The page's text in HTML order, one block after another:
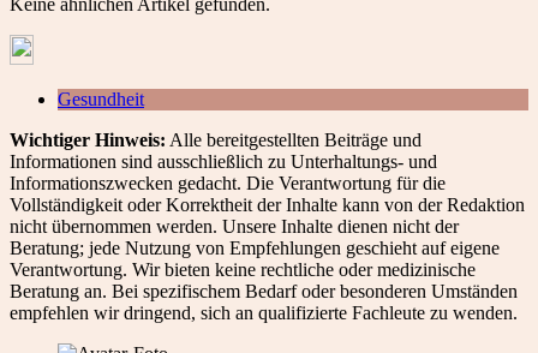
Gesundheit
Wichtiger Hinweis: Alle bereitgestellten Beiträge und
Informationen sind ausschließlich zu Unterhaltungs- und
Informationszwecken gedacht. Die Verantwortung für die
Vollständigkeit oder Korrektheit der Inhalte kann von der Redaktion
nicht übernommen werden. Unsere Inhalte dienen nicht der
Beratung; jede Nutzung von Empfehlungen geschieht auf eigene
Verantwortung. Wir bieten keine rechtliche oder medizinische
Beratung an. Bei spezifischem Bedarf oder besonderen Umständen
empfehlen wir dringend, sich an qualifizierte Fachleute zu wenden.